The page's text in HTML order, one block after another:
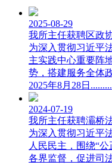
2025-08-29
我所主任获聘区政
为深入贯彻习近平
主实践中心重要阵
势，搭建服务全体
2025年8月28日.........
2024-07-19
我所主任获聘灞桥
为深入贯彻习近平
人民民主，围绕“
各界监督，促进司